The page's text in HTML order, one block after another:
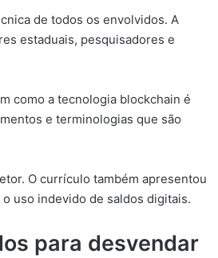
de todos os envolvidos. A
estaduais, pesquisadores e
como a tecnologia blockchain é
e terminologias que são
O currículo também apresentou
uso indevido de saldos digitais.
para desvendar